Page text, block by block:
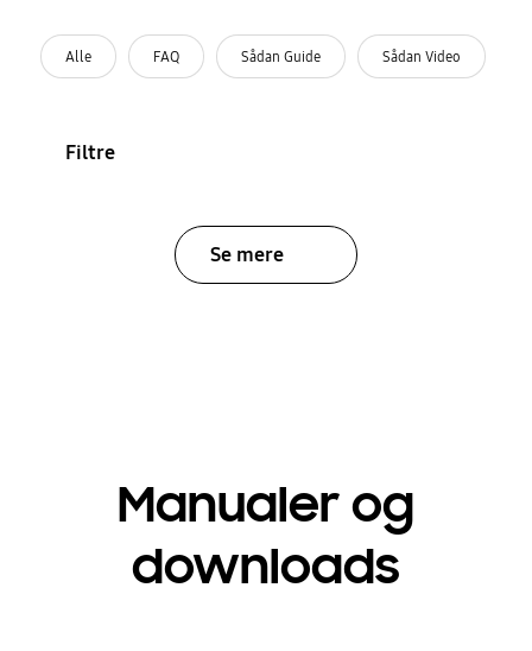
Alle FAQ Sådan Guide Sådan Video
Filtre
Se mere
Manualer og
downloads